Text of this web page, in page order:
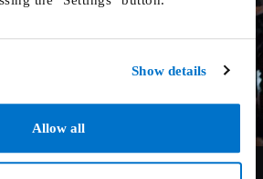
Show details
Allow all
2015 127 min Drame